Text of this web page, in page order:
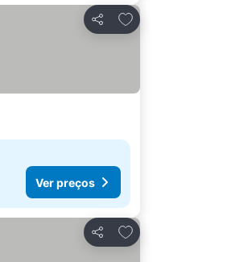
Partilhar
Adicionar aos favoritos
Ver preços
Partilhar
Adicionar aos favoritos